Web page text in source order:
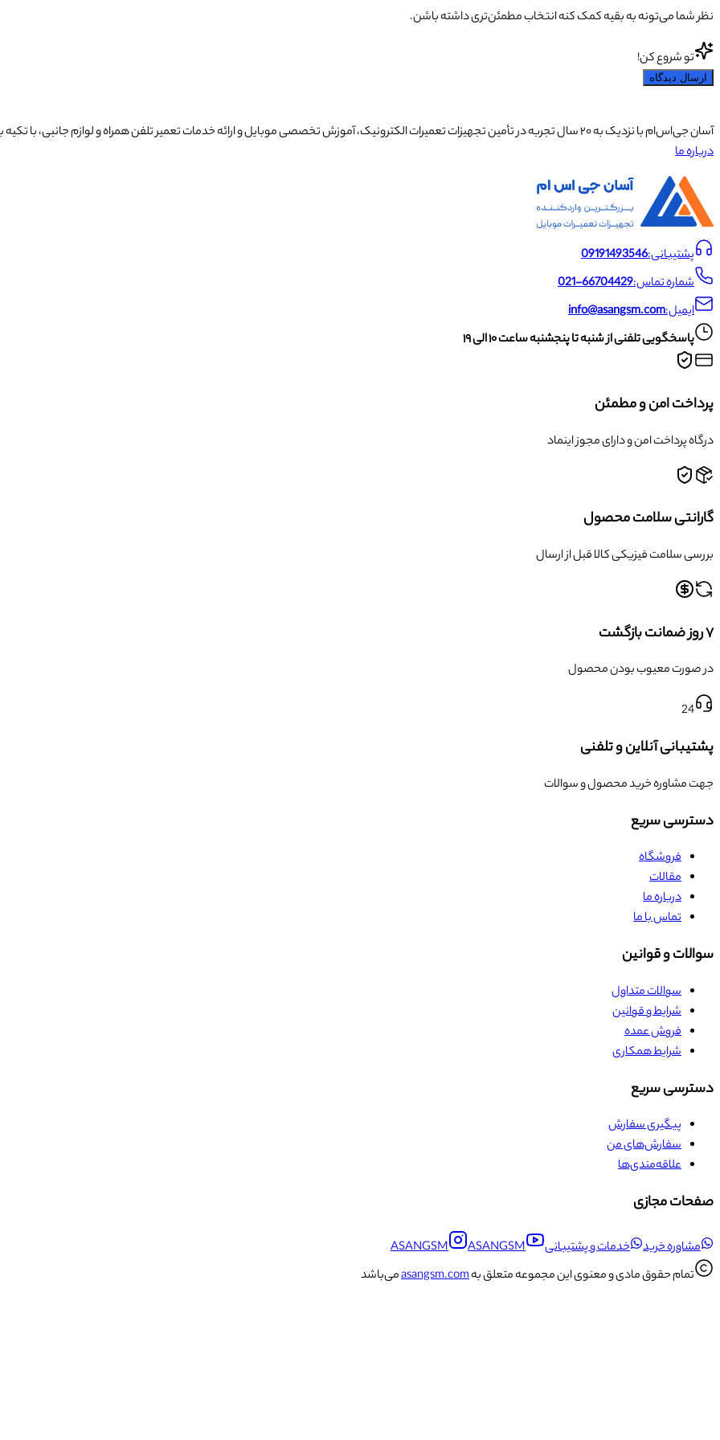
نظر شما می‌تونه به بقیه کمک کنه انتخاب مطمئن‌تری داشته باشن.
تو شروع کن!
ارسال دیدگاه
آسان جی‌اس‌ام با نزدیک به ۲۰ سال تجربه در تأمین تجهیزات تعمیرات الکترونیک، آموزش تخصصی موبایل و ارائه خدمات تعمیر تلفن همراه و لوازم جانبی، با تکیه بر تیمی حرفه‌ای، رضایت و اعتماد مشتریان را اولویت اصلی خود قرار داده است.
درباره ما
پشتیبانی:09191493546
شماره تماس:021-66704429
ایمیل:info@asangsm.com
پاسخگویی تلفنی از شنبه تا پنجشنبه ساعت ۱۰ الی ۱۹
پرداخت امن و مطمئن
درگاه پرداخت امن و دارای مجوز اینماد
گارانتی سلامت محصول
بررسی سلامت فیزیکی کالا قبل از ارسال
۷ روز ضمانت بازگشت
در صورت معیوب بودن محصول
24
پشتیبانی آنلاین و تلفنی
جهت مشاوره خرید محصول و سوالات
دسترسی سریع
فروشگاه
مقالات
درباره ما
تماس با ما
سوالات و قوانین
سوالات متداول
شرایط و قوانین
فروش عمده
شرایط همکاری
دسترسی سریع
پیگیری سفارش
سفارش‌های من
علاقه‌مندی‌ها
صفحات مجازی
مشاوره خرید خدمات و پشتیبانی ASANGSM
ASANGSM
تمام حقوق مادی و معنوی این مجموعه متعلق بهasangsm.comمی‌باشد